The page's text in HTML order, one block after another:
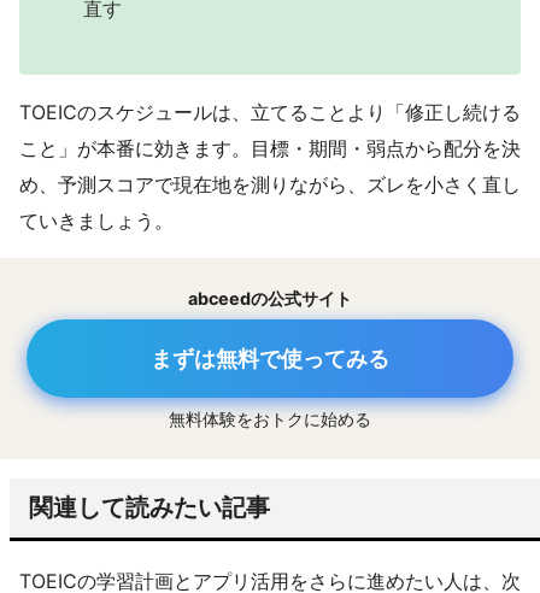
直す
TOEICのスケジュールは、立てることより「修正し続ける
こと」が本番に効きます。目標・期間・弱点から配分を決
め、予測スコアで現在地を測りながら、ズレを小さく直し
ていきましょう。
abceedの公式サイト
まずは無料で使ってみる
無料体験をおトクに始める
関連して読みたい記事
TOEICの学習計画とアプリ活用をさらに進めたい人は、次